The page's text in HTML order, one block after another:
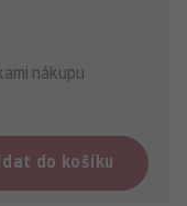
nákupu
do košíku